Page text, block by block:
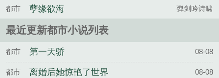
导秘书
都市 孽缘欲海 弹剑吟诗啸
最近更新都市小说列表
都市 第一天骄 08-08
都市 离婚后她惊艳了世界 08-08